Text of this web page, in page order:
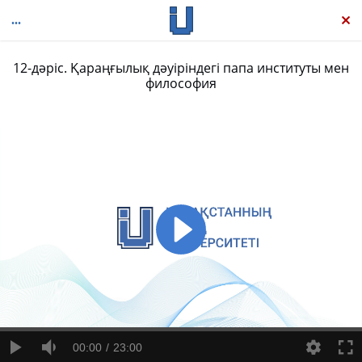
12-дәріс. Қараңғылық дәуіріндегі папа институты мен
философия
00:00 23:00